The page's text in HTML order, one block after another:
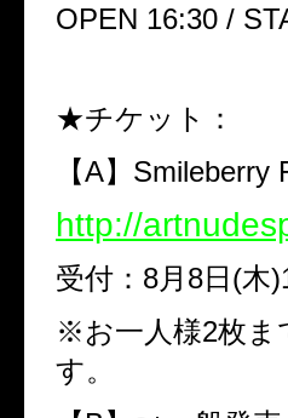
OPEN 16:30 /
★チケット：
【A】
http://
受付：8月8日(木
※お一人様2枚ま
す。